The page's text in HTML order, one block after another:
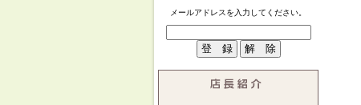
メールアドレスを入力してください。